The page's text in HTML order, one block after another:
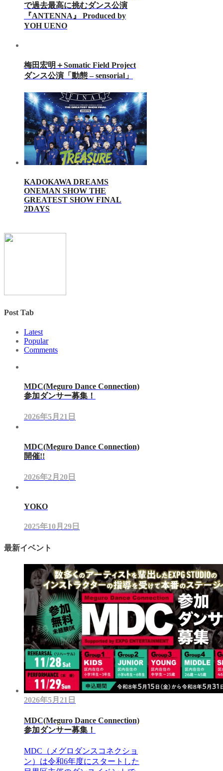
で過去最高に挑むダンス公演
『ANTENNA』 Produced by
YOH UENO
梅田宏明＋Somatic Field Project
ダンス公演「動態 ‒ sensorial」
KADOKAWA DREAMS
ONEMAN SHOW THE
GREATEST SHOW FINAL
2DAYS
Post Tab
Latest
Popular
Comments
MDC(Meguro Dance Connection)
参加ダンサー募集！
2026年5月21日
MDC(Meguro Dance Connection)
開催!!
2026年2月20日
YOKO
2025年10月29日
最新イベント
2026年5月21日
MDC(Meguro Dance Connection)
参加ダンサー募集！
MDC（メグロダンスコネクショ
ン）は令和6年度にスタートした